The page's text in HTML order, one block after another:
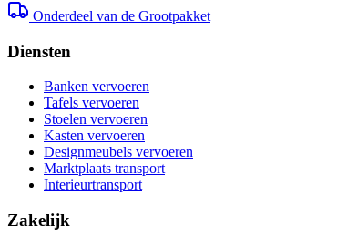
Onderdeel van de Grootpakket
Diensten
Banken vervoeren
Tafels vervoeren
Stoelen vervoeren
Kasten vervoeren
Designmeubels vervoeren
Marktplaats transport
Interieurtransport
Zakelijk